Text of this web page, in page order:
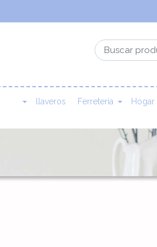
llaveros Ferretería Hogar